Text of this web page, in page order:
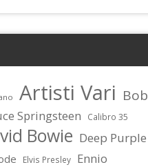
Artisti Vari Bob
Springsteen Calibro 35
Bowie Deep Purple
Elvis Presley
Ennio